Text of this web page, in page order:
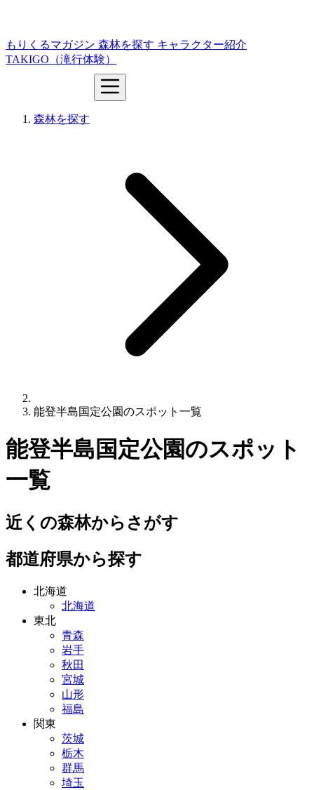
もりくるマガジン 森林を探す キャラクター紹介
TAKIGO（滝行体験）
森林を探す
能登半島国定公園のスポット一覧
能登半島国定公園のスポット
一覧
近くの森林からさがす
都道府県から探す
北海道
北海道
東北
青森
岩手
秋田
宮城
山形
福島
関東
茨城
栃木
群馬
埼玉